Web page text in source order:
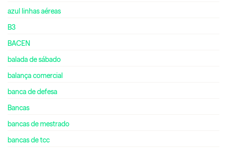
azul linhas aéreas
B3
BACEN
balada de sábado
balança comercial
banca de defesa
Bancas
bancas de mestrado
bancas de tcc